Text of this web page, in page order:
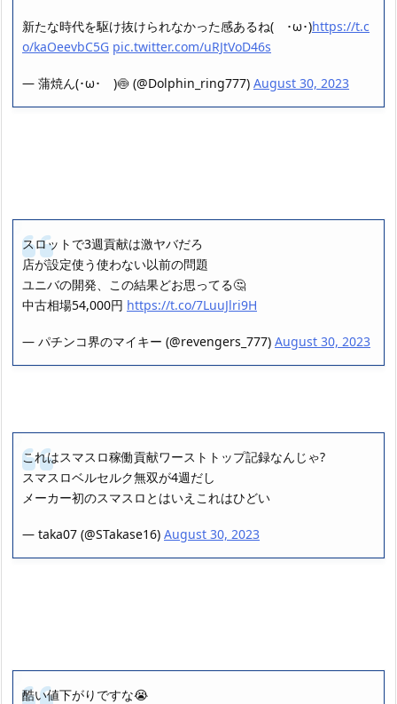
新たな時代を駆け抜けられなかった感あるね( ･ω･)https://t.c
o/kaOeevbC5G pic.twitter.com/uRJtVoD46s
— 蒲焼ん(･ω･ )🍥 (@Dolphin_ring777) August 30, 2023
スロットで3週貢献は激ヤバだろ
店が設定使う使わない以前の問題
ユニバの開発、この結果どお思ってる🤔
中古相場54,000円 https://t.co/7LuuJlri9H
— パチンコ界のマイキー (@revengers_777) August 30, 2023
これはスマスロ稼働貢献ワーストトップ記録なんじゃ?
スマスロベルセルク無双が4週だし
メーカー初のスマスロとはいえこれはひどい
— taka07 (@STakase16) August 30, 2023
酷い値下がりですな😭